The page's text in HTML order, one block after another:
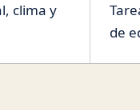
clima y
de